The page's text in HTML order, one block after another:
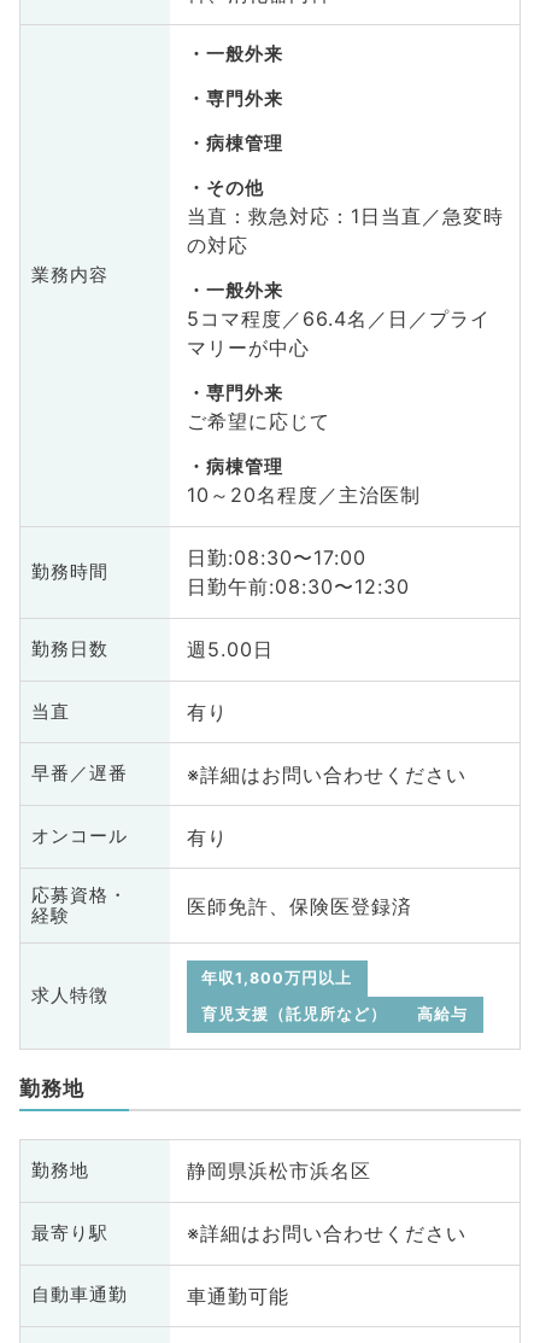
業務内容
一般外来
専門外来
病棟管理
その他
当直：救急対応：1日当直／急変時
の対応
一般外来
5コマ程度／66.4名／日／プライ
マリーが中心
専門外来
ご希望に応じて
病棟管理
10～20名程度／主治医制
勤務時間
日勤:08:30〜17:00
日勤午前:08:30〜12:30
勤務日数 週5.00日
当直 有り
早番／遅番 ※詳細はお問い合わせください
オンコール 有り
応募資格・
経験
医師免許、保険医登録済
求人特徴
年収1,800万円以上
育児支援（託児所など）
高給与
勤務地
勤務地 静岡県浜松市浜名区
最寄り駅 ※詳細はお問い合わせください
自動車通勤 車通勤可能